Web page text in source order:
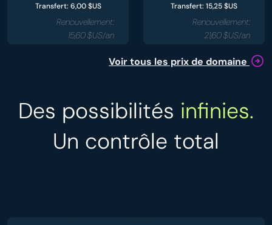
Transfert: 6,00 $US
Renouvellement:
15,60 $US/an
Transfert: 15,25 $US
Renouvellement:
21,60 $US/an
Voir tous les prix de domaine
Des possibilités infinies.
Un contrôle total